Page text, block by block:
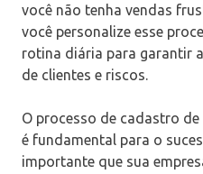
você não tenha vendas
você personalize esse
rotina diária para garantir
de clientes e riscos.
O processo de cadastro
é fundamental para o
importante que sua